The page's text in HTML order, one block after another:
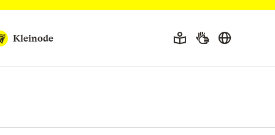
Kleinode